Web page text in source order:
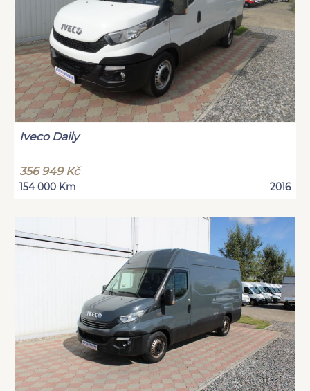
Iveco Daily
356 949 Kč
154 000 Km 2016